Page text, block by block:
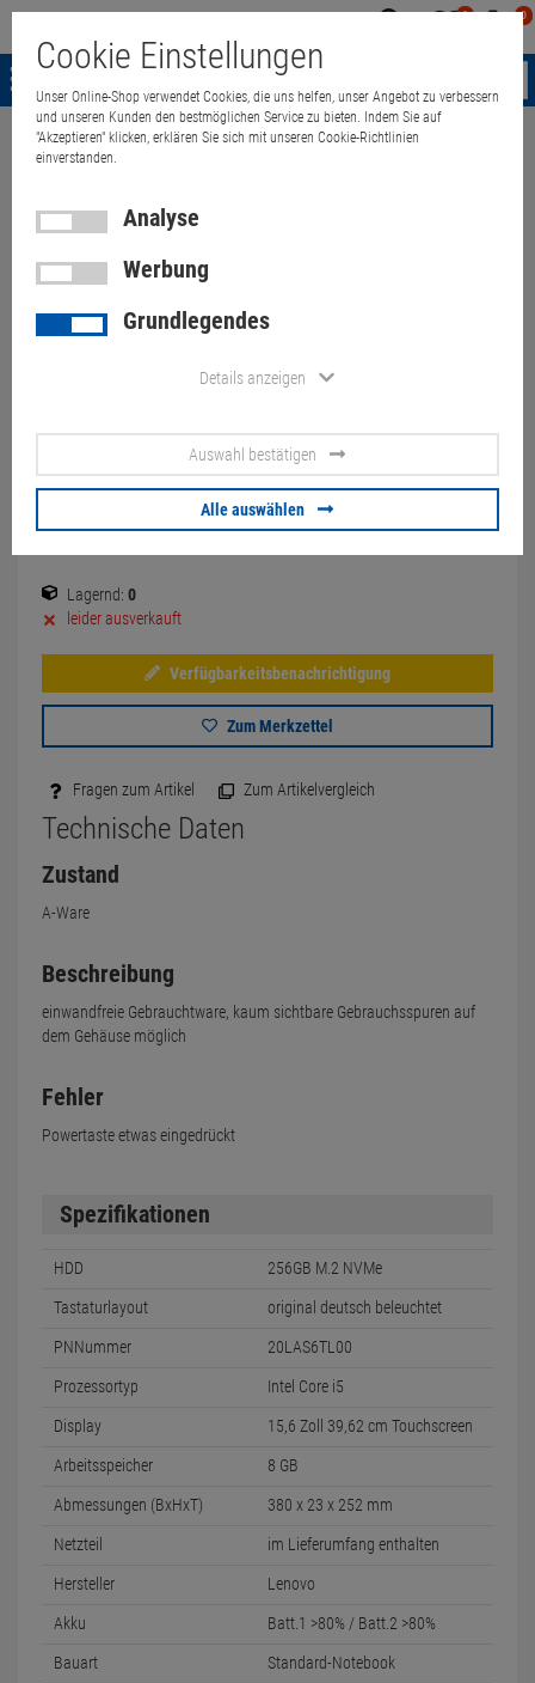
0 0
Menü
Weiter einkaufen
Lenovo ThinkPad T580 i5
8350U 8GB 256GB NVMe
(Akkus 80%) Touchscreen
239,00 €
Lagernd: 0
leider ausverkauft
Verfügbarkeitsbenachrichtigung
Zum Merkzettel
Fragen zum Artikel Zum Artikelvergleich
Technische Daten
Zustand
A-Ware
Beschreibung
einwandfreie Gebrauchtware, kaum sichtbare Gebrauchsspuren auf
dem Gehäuse möglich
Fehler
Powertaste etwas eingedrückt
Spezifikationen
HDD 256GB M.2 NVMe
Tastaturlayout original deutsch beleuchtet
PNNummer 20LAS6TL00
Prozessortyp Intel Core i5
Display 15,6 Zoll 39,62 cm Touchscreen
Arbeitsspeicher 8 GB
Abmessungen (BxHxT) 380 x 23 x 252 mm
Netzteil im Lieferumfang enthalten
Hersteller Lenovo
Akku Batt.1 >80% / Batt.2 >80%
Bauart Standard-Notebook
Cookie Einstellungen
Unser Online-Shop verwendet Cookies, die uns helfen, unser Angebot zu verbessern
und unseren Kunden den bestmöglichen Service zu bieten. Indem Sie auf
"Akzeptieren" klicken, erklären Sie sich mit unseren Cookie-Richtlinien
einverstanden.
Analyse
Werbung
Grundlegendes
Details anzeigen
Auswahl bestätigen
Alle auswählen